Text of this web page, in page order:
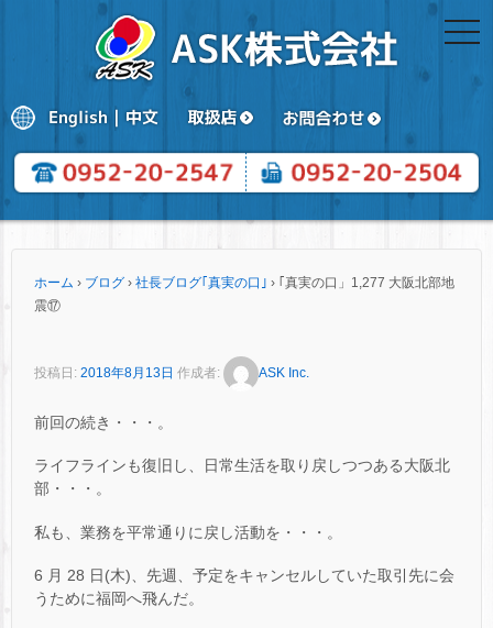
ホーム › ブログ › 社長ブログ｢真実の口｣ › ｢真実の口」1,277 大阪北部地
震⑰
投稿日: 2018年8月13日 作成者: ASK Inc.
前回の続き・・・。
ライフラインも復旧し、日常生活を取り戻しつつある大阪北
部・・・。
私も、業務を平常通りに戻し活動を・・・。
6 月 28 日(木)、先週、予定をキャンセルしていた取引先に会
うために福岡へ飛んだ。